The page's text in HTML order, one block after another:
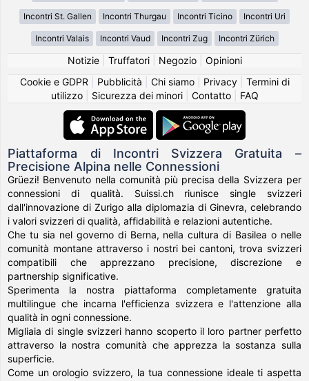
Incontri St. Gallen Incontri Thurgau Incontri Ticino Incontri Uri
Incontri Valais Incontri Vaud Incontri Zug Incontri Zürich
Notizie| Truffatori| Negozio| Opinioni
Cookie e GDPR
Pubblicità Chi siamo| Privacy| Termini di
utilizzo| Sicurezza dei minori| Contatto| FAQ
Piattaforma di Incontri Svizzera Gratuita –
Precisione Alpina nelle Connessioni
Grüezi! Benvenuto nella comunità più precisa della Svizzera per
connessioni di qualità. Suissi.ch riunisce single svizzeri
dall'innovazione di Zurigo alla diplomazia di Ginevra, celebrando
i valori svizzeri di qualità, affidabilità e relazioni autentiche.
Che tu sia nel governo di Berna, nella cultura di Basilea o nelle
comunità montane attraverso i nostri bei cantoni, trova svizzeri
compatibili che apprezzano precisione, discrezione e
partnership significative.
Sperimenta la nostra piattaforma completamente gratuita
multilingue che incarna l'efficienza svizzera e l'attenzione alla
qualità in ogni connessione.
Migliaia di single svizzeri hanno scoperto il loro partner perfetto
attraverso la nostra comunità che apprezza la sostanza sulla
superficie.
Come un orologio svizzero, la tua connessione ideale ti aspetta